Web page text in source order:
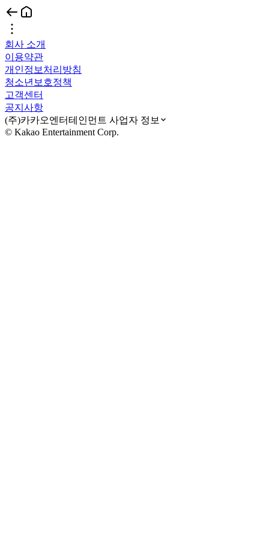
회사 소개
이용약관
개인정보처리방침
청소년보호정책
고객센터
공지사항
(주)카카오엔터테인먼트 사업자 정보
© Kakao Entertainment Corp.